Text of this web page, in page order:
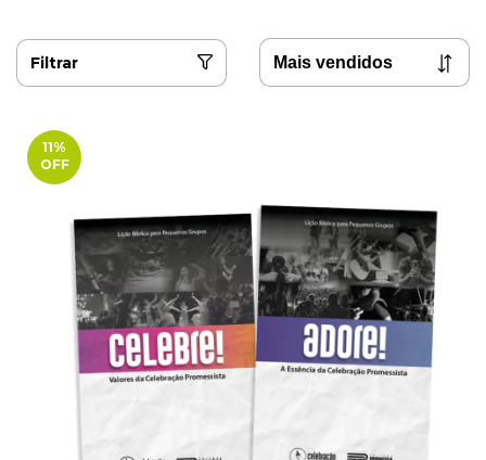
Filtrar
11%
OFF